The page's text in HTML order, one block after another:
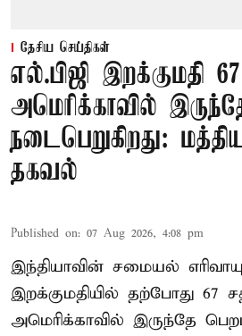
தேசிய செய்திகள்
எல்.பிஜி இறக்குமதி
அமெரிக்காவில்
நடைபெறுகிறது:
தகவல்
Published on: 07 Aug 2026, 4:08 pm
இந்தியாவின் சமையல்
இறக்குமதியில் தற்போது 67
அமெரிக்காவில் இருந்தே